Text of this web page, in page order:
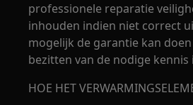
professionele reparatie
inhouden indien niet correct
mogelijk de garantie kan
bezitten van de nodige kennis
HOE HET